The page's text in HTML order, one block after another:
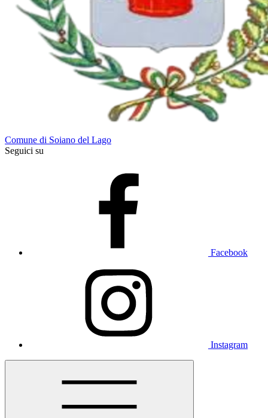
Comune di Soiano del Lago
Seguici su
Facebook
Instagram